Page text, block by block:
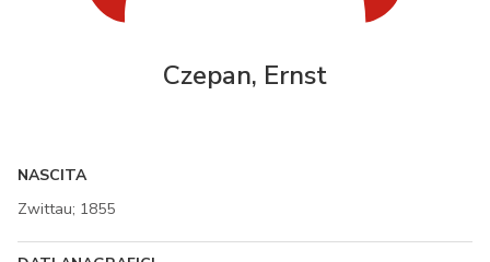
Czepan, Ernst
NASCITA
Zwittau; 1855